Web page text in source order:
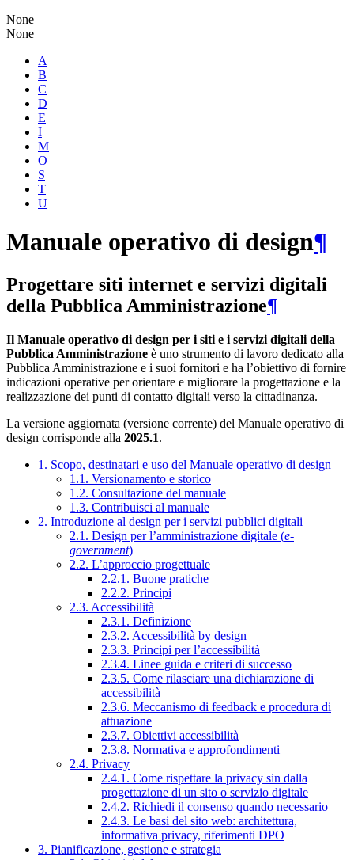
None
None
A
B
C
D
E
I
M
O
S
T
U
Manuale operativo di design¶
Progettare siti internet e servizi digitali
della Pubblica Amministrazione¶
Il Manuale operativo di design per i siti e i servizi digitali della
Pubblica Amministrazione è uno strumento di lavoro dedicato alla
Pubblica Amministrazione e i suoi fornitori e ha l’obiettivo di fornire
indicazioni operative per orientare e migliorare la progettazione e la
realizzazione dei punti di contatto digitali verso la cittadinanza.
La versione aggiornata (versione corrente) del Manuale operativo di
design corrisponde alla 2025.1.
1. Scopo, destinatari e uso del Manuale operativo di design
1.1. Versionamento e storico
1.2. Consultazione del manuale
1.3. Contribuisci al manuale
2. Introduzione al design per i servizi pubblici digitali
2.1. Design per l’amministrazione digitale (e-
government)
2.2. L’approccio progettuale
2.2.1. Buone pratiche
2.2.2. Principi
2.3. Accessibilità
2.3.1. Definizione
2.3.2. Accessibilità by design
2.3.3. Principi per l’accessibilità
2.3.4. Linee guida e criteri di successo
2.3.5. Come rilasciare una dichiarazione di
accessibilità
2.3.6. Meccanismo di feedback e procedura di
attuazione
2.3.7. Obiettivi accessibilità
2.3.8. Normativa e approfondimenti
2.4. Privacy
2.4.1. Come rispettare la privacy sin dalla
progettazione di un sito o servizio digitale
2.4.2. Richiedi il consenso quando necessario
2.4.3. Le basi del sito web: architettura,
informativa privacy, riferimenti DPO
3. Pianificazione, gestione e strategia